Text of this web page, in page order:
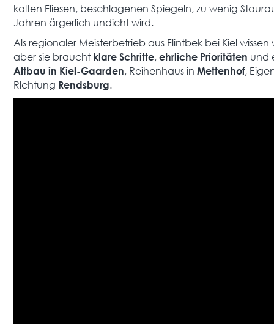
kalten Fliesen, beschlagenen Spiegeln, zu wenig
Jahren ärgerlich undicht wird.
Als regionaler Meisterbetrieb aus Flintbek bei Kiel
aber sie braucht klare Schritte,ehrliche Prioritäten und
Altbau in Kiel-Gaarden, Reihenhaus inMettenhof,
Richtung Rendsburg.